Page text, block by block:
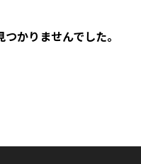
かりませんでした。